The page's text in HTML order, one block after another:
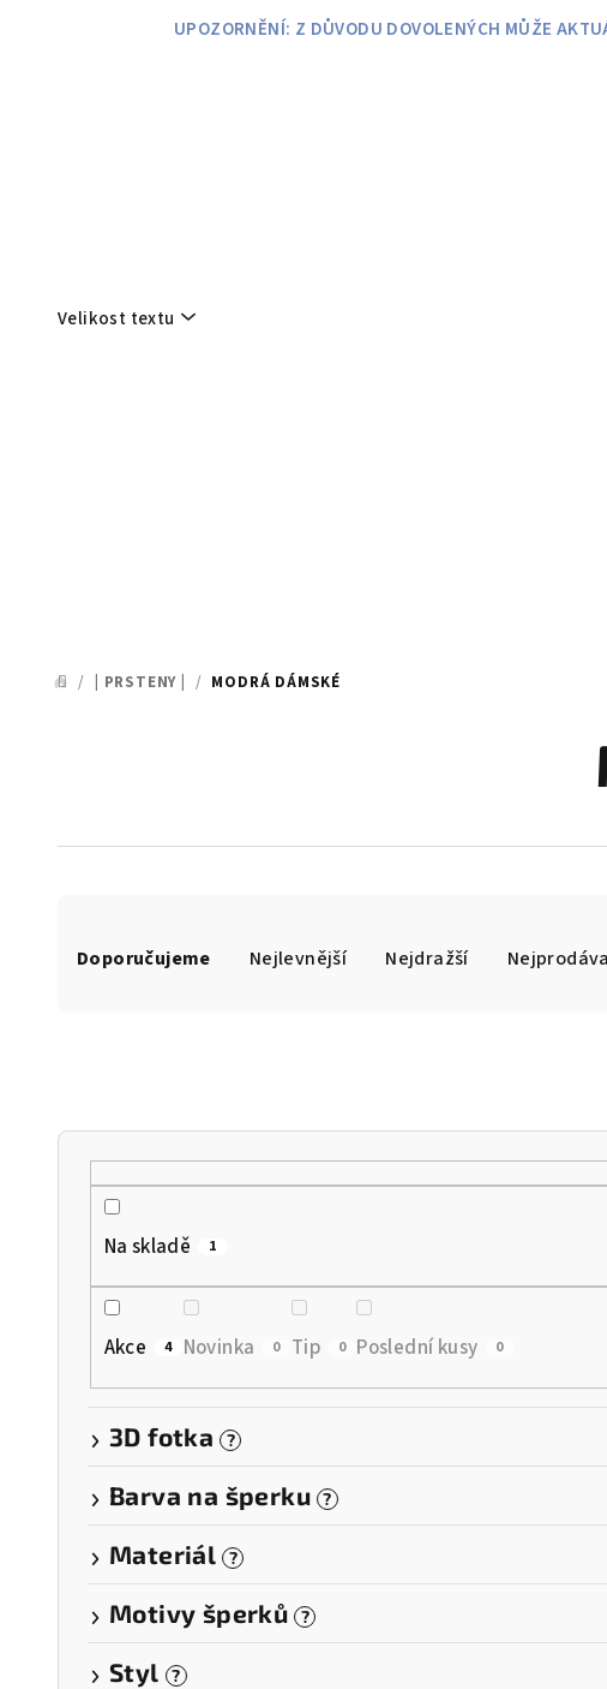
UPOZORNĚNÍ: Z DŮVODU DOVOLENÝCH MŮŽE
Velikost textu
DOMŮ
/ | PRSTENY | / MODRÁ DÁMSKÉ
aDoporučujeme Nejlevnější Nejdražší
Na skladě 1
Akce 4 Novinka 0 Tip 0 Poslední kusy 0
3D fotka ?
Barva na šperku ?
Materiál ?
Motivy šperků ?
Styl ?